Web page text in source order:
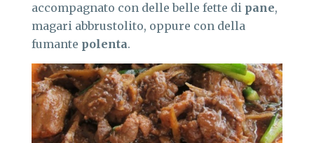
accompagnato con delle belle fette di pane,
magari abbrustolito, oppure con della
fumante polenta.